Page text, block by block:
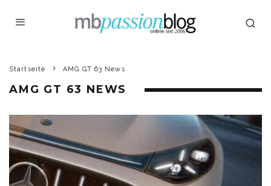
Startseite AMG GT 63 News
AMG GT 63 NEWS